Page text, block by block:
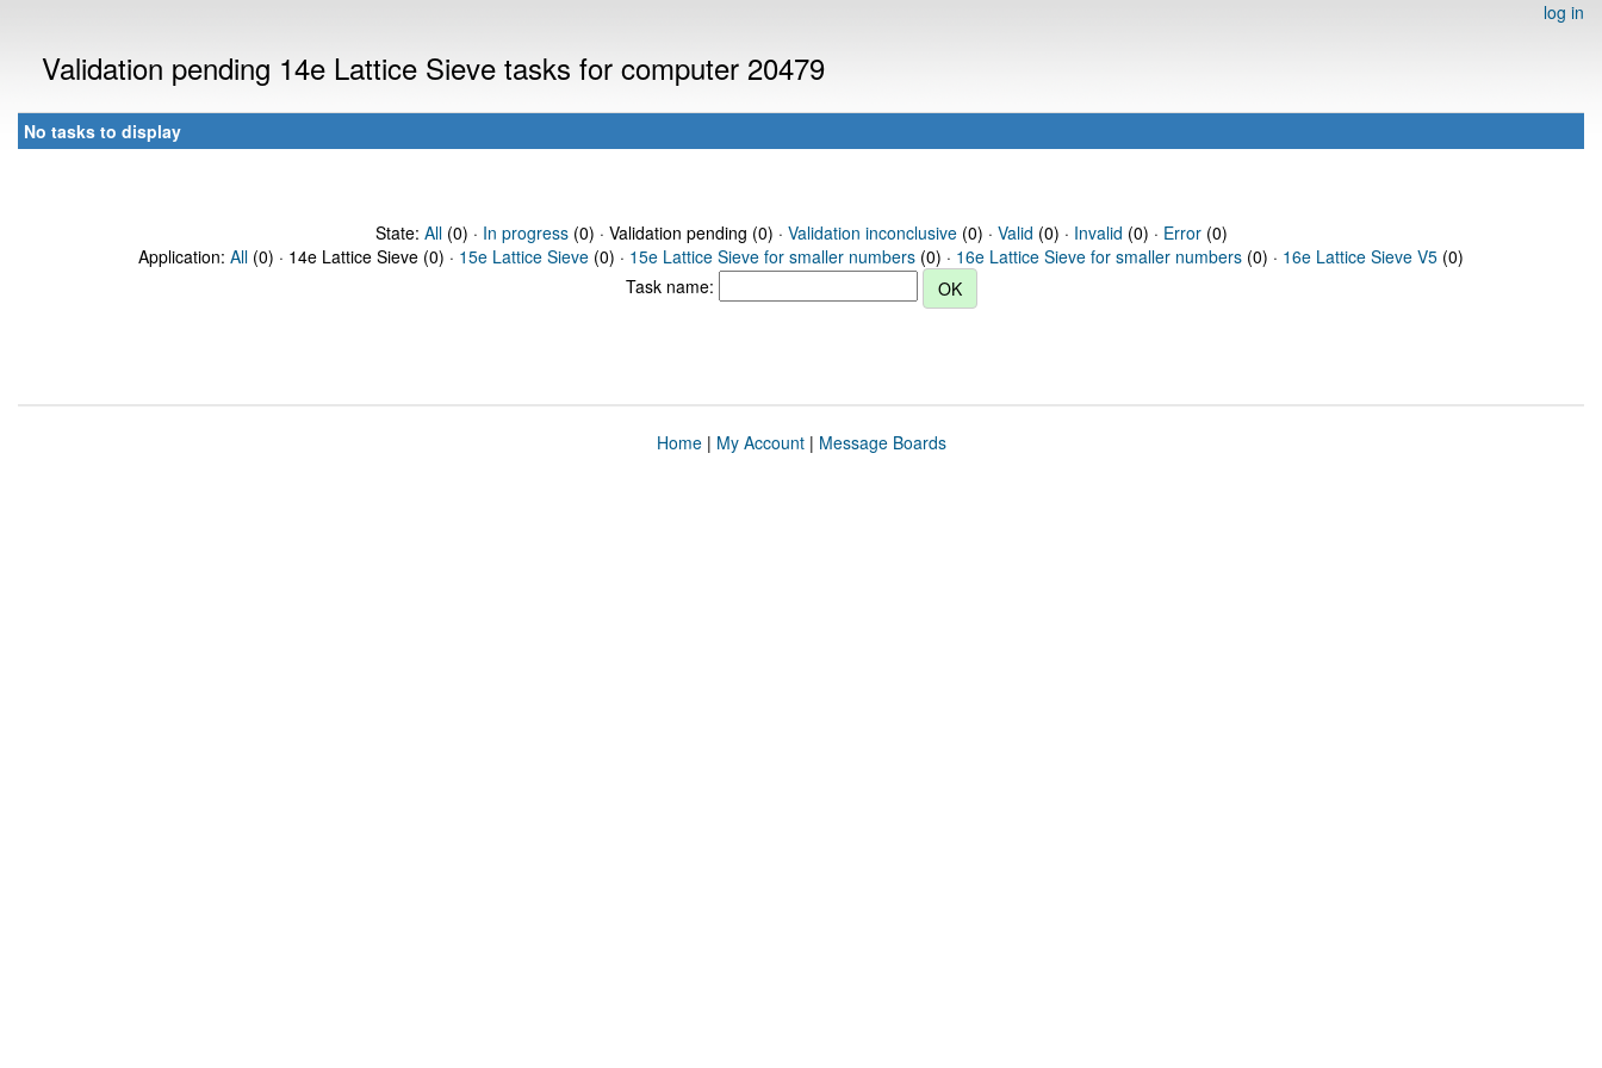
log in
Validation pending 14e Lattice Sieve tasks for computer 20479
No tasks to display
State: All(0) · In progress(0) · Validation pending (0) · Validation inconclusive(0) · Valid (0) · Invalid (0) · Error(0)
Application: All (0) · 14e Lattice Sieve (0) · 15e Lattice Sieve (0) · 15e Lattice Sieve for smaller numbers (0) · 16e Lattice Sieve for smaller numbers (0) · 16e Lattice Sieve V5 (0)
Task name:
Home| My Account| Message Boards